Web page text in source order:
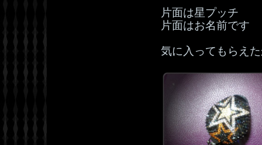
片面は星プッチ
片面はお名前です
気に入ってもらえ